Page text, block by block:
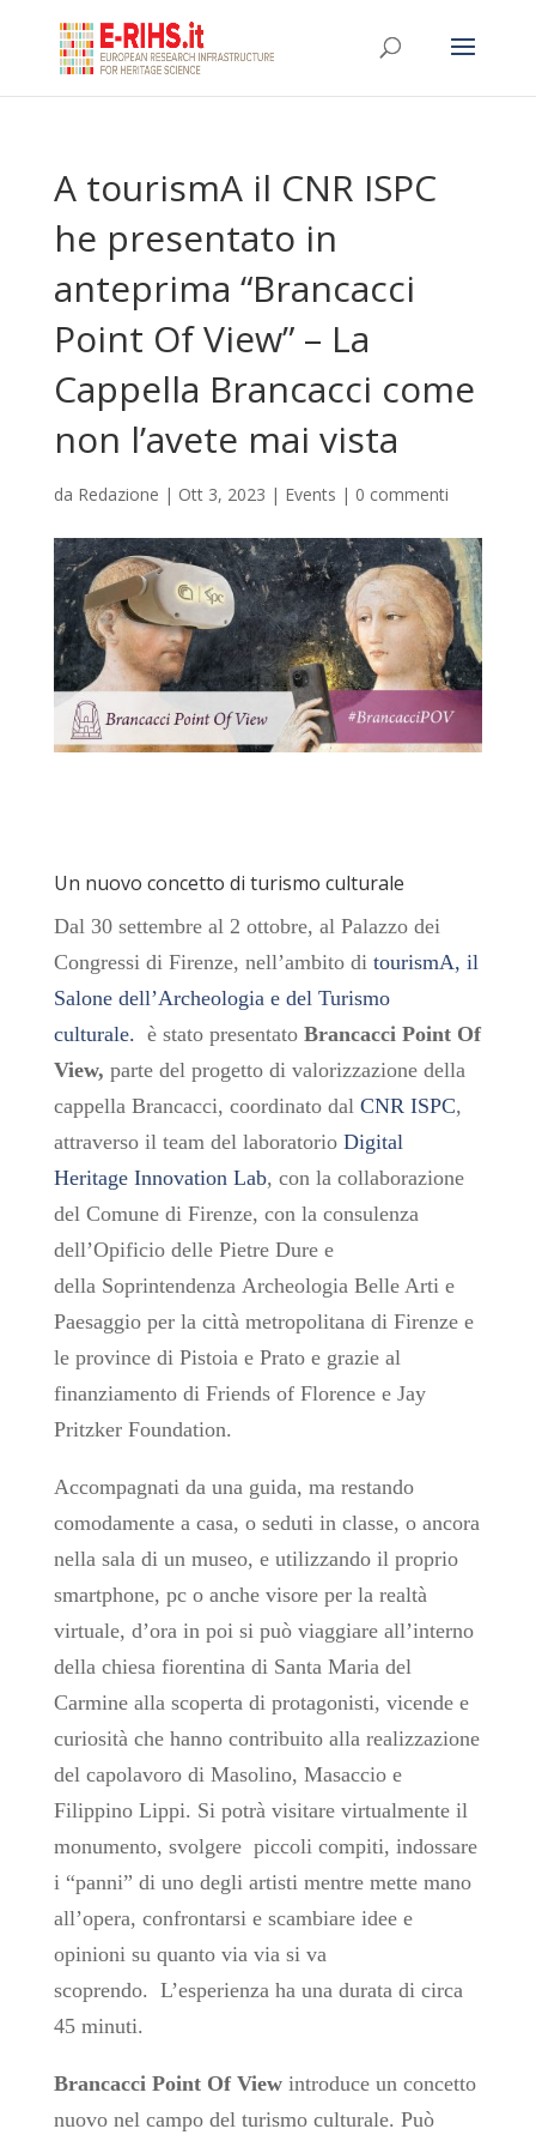
A tourismA il CNR ISPC
he presentato in
anteprima “Brancacci
Point Of View” – La
Cappella Brancacci come
non l’avete mai vista
da Redazione | Ott 3, 2023 | Events | 0 commenti
Un nuovo concetto di turismo culturale
Dal 30 settembre al 2 ottobre, al Palazzo dei
Congressi di Firenze, nell’ambito di tourismA, il
Salone dell’Archeologia e del Turismo
culturale. è stato presentato Brancacci Point Of
View, parte del progetto di valorizzazione della
cappella Brancacci, coordinato dal CNR ISPC,
attraverso il team del laboratorio Digital
Heritage Innovation Lab, con la collaborazione
del Comune di Firenze, con la consulenza
dell’Opificio delle Pietre Dure e
della Soprintendenza Archeologia Belle Arti e
Paesaggio per la città metropolitana di Firenze e
le province di Pistoia e Prato e grazie al
finanziamento di Friends of Florence e Jay
Pritzker Foundation.
Accompagnati da una guida, ma restando
comodamente a casa, o seduti in classe, o ancora
nella sala di un museo, e utilizzando il proprio
smartphone, pc o anche visore per la realtà
virtuale, d’ora in poi si può viaggiare all’interno
della chiesa fiorentina di Santa Maria del
Carmine alla scoperta di protagonisti, vicende e
curiosità che hanno contribuito alla realizzazione
del capolavoro di Masolino, Masaccio e
Filippino Lippi. Si potrà visitare virtualmente il
monumento, svolgere piccoli compiti, indossare
i “panni” di uno degli artisti mentre mette mano
all’opera, confrontarsi e scambiare idee e
opinioni su quanto via via si va
scoprendo. L’esperienza ha una durata di circa
45 minuti.
Brancacci Point Of Viewintroduce un concetto
nuovo nel campo del turismo culturale. Può